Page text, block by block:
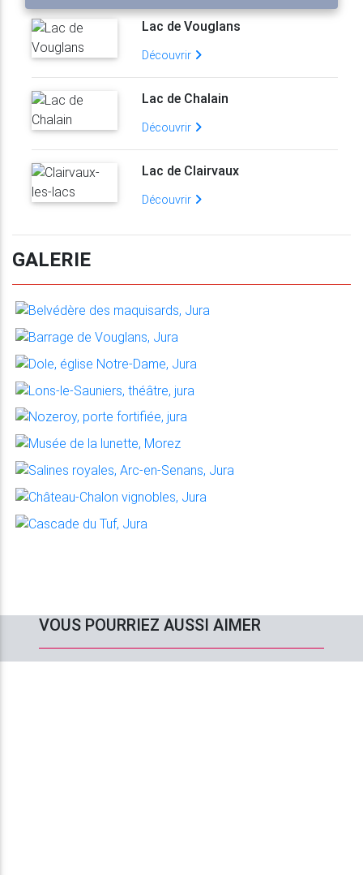
Lac de Vouglans
Découvrir
Lac de Chalain
Découvrir
Lac de Clairvaux
Découvrir
GALERIE
VOUS POURRIEZ AUSSI AIMER